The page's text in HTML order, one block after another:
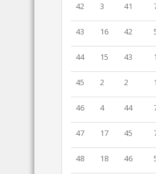
42 3 41
43 16 42
44 15 43
45 2 2
46 4 44
47 17 45
48 18 46